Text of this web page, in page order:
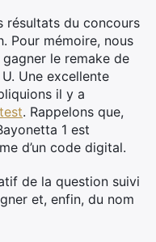
résultats du concours
Pour mémoire, nous
le remake de
Une excellente
il y a
. Rappelons que,
1 est
d’un code digital.
de la question suivi
et, enfin, du nom